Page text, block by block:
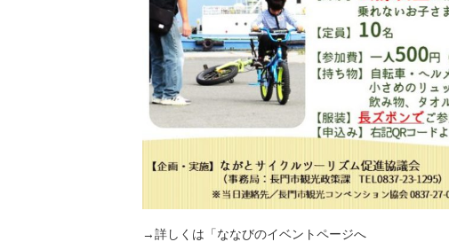
→詳しくは「ななびのイベントページへ